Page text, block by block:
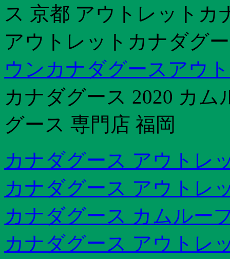
ス 京都 アウトレットカ
アウトレットカナダグ
ウンカナダグースアウ
カナダグース 2020 カ
グース 専門店 福岡
カナダグース アウトレ
カナダグース アウトレ
カナダグース カムルー
カナダグース アウトレ